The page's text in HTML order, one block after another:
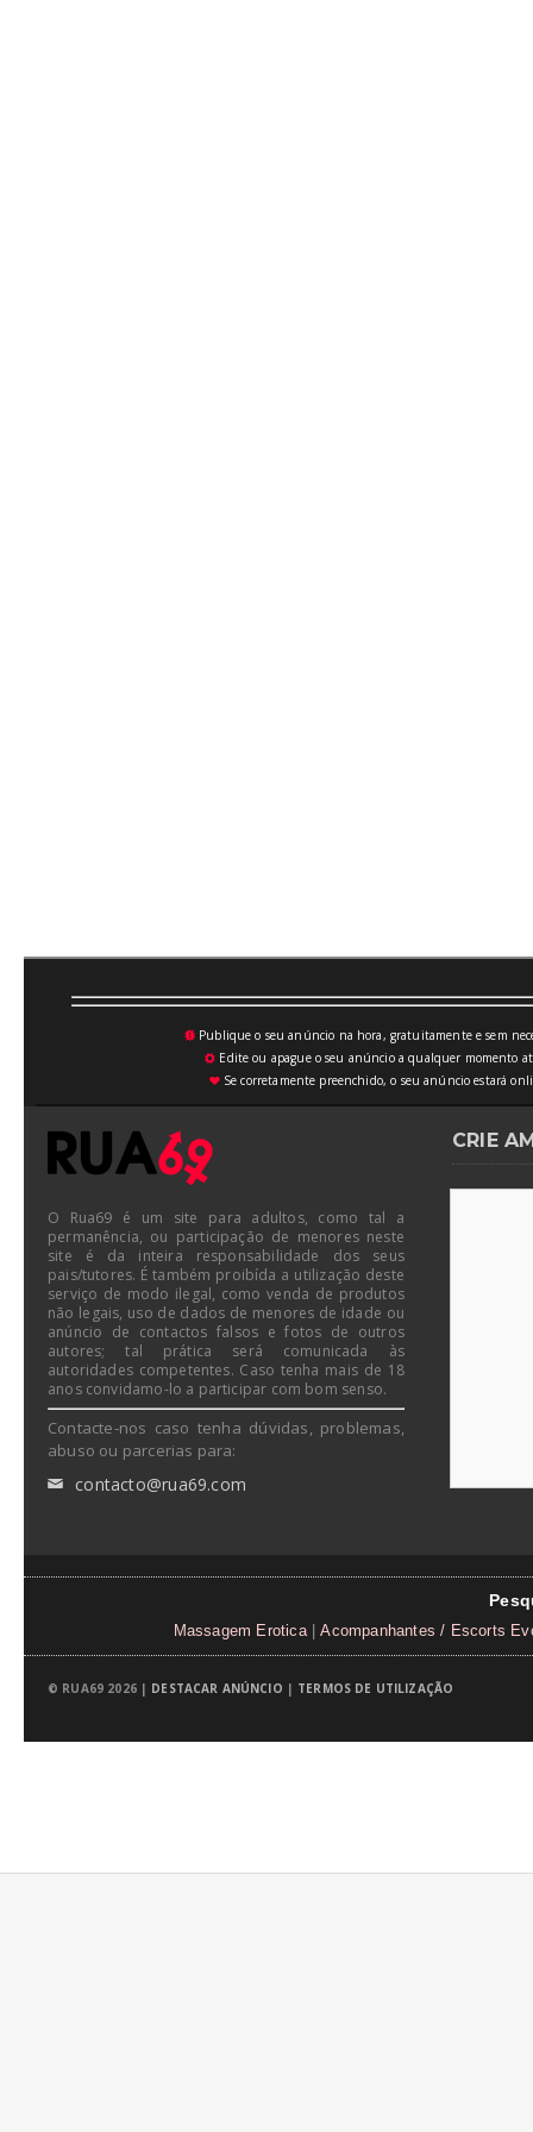
💥Publique o seu anúncio na hora, gratuitamente e sem
⚙ Edite ou apague o seu anúncio a qualquer momento
♥Se corretamente preenchido, o seu anúncio estará
O Rua69 é um site para adultos, como tal a
permanência, ou participação de menores neste
site é da inteira responsabilidade dos seus
pais/tutores. É também proibída a utilização deste
serviço de modo ilegal, como venda de produtos
não legais, uso de dados de menores de idade ou
anúncio de contactos falsos e fotos de outros
autores; tal prática será comunicada às
autoridades competentes. Caso tenha mais de 18
anos convidamo-lo a participar com bom senso.
Contacte-nos caso tenha dúvidas, problemas,
abuso ou parcerias para:
✉ contacto@rua69.com
CRIE
Massagem Erotica Acompanhantes / Escorts
© RUA69 2026 | DESTACAR ANÚNCIO | TERMOS DE UTILIZAÇÃO